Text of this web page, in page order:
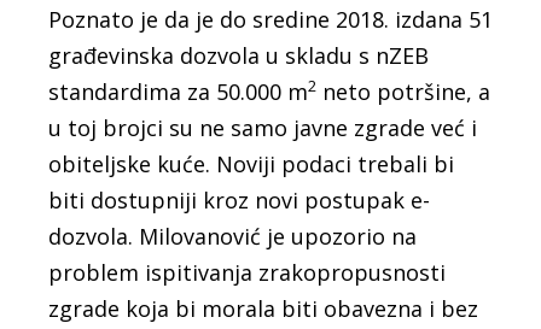
Poznato je da je do sredine 2018. izdana 51
građevinska dozvola u skladu s nZEB
standardima za 50.000 m2 neto potršine, a
u toj brojci su ne samo javne zgrade već i
obiteljske kuće. Noviji podaci trebali bi
biti dostupniji kroz novi postupak e-
dozvola. Milovanović je upozorio na
problem ispitivanja zrakopropusnosti
zgrade koja bi morala biti obavezna i bez